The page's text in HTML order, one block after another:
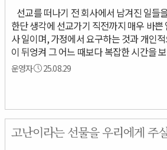
선교를 떠나기 전 회사에서 남겨진 일들
한단 생각에 선교가기 직전까지 매우 바
사 일이며, 가정에서 요구하는 것과 개인
이 뒤엉켜 그 어느 때보다 복잡한 시간을
운영자 25.08.29
고난이라는 선물을 우리에게 주